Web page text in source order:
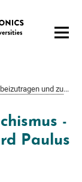
Um zur Initiative „Wissenschaft gegen Faschismus“ beizutragen und zum Nachdenken und Diskutieren anzuregen, hat unser MPSP Fellow Prof. Gerhard Paulus Antworten auf 7 Fragen zum Thema „Wie Nationalismus und verschärfte Migrationspolitik internationale Studierende verunsichern — und damit Forschung, Innovation und Hochtechnologie in Deutschland beeinflussen“ gegeben.
-
Paulus